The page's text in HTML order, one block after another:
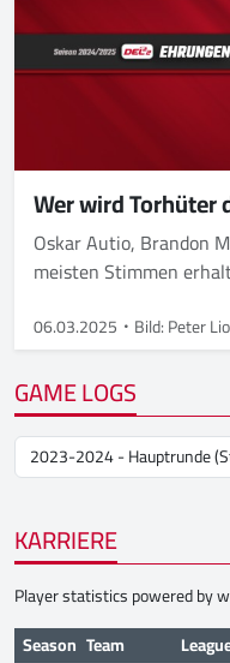
Wer wird Torhüter
Oskar Autio, Brandon
meisten Stimmen
06.03.2025 Bild: Peter
GAME LOGS
KARRIERE
Player statistics powered by
Season Team